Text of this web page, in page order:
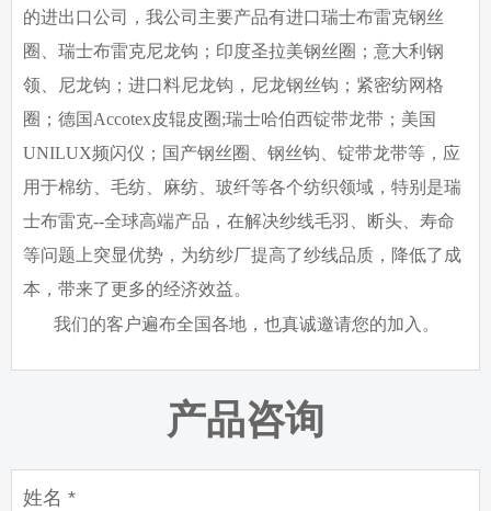
的进出口公司，我公司主要产品有进口瑞士布雷克钢丝
圈、瑞士布雷克尼龙钩；印度圣拉美钢丝圈；意大利钢
领、尼龙钩；进口料尼龙钩，尼龙钢丝钩；紧密纺网格
圈；德国 Accotex皮辊皮圈;瑞士哈伯西锭带龙带；美国
UNILUX频闪仪；国产钢丝圈、钢丝钩、锭带龙带等，应
用于棉纺、毛纺、麻纺、玻纤等各个纺织领域，特别是瑞
士布雷克--全球高端产品，在解决纱线毛羽、断头、寿命
等问题上突显优势，为纺纱厂提高了纱线品质，降低了成
本，带来了更多的经济效益。
我们的客户遍布全国各地，也真诚邀请您的加入。
产品咨询
姓名 *